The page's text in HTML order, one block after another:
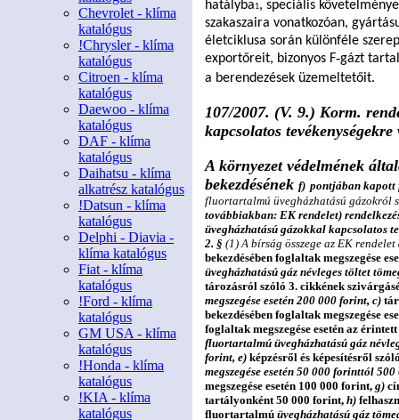
Chevrolet - klíma
katalógus
!Chrysler - klíma
katalógus
Citroen - klíma
katalógus
Daewoo - klíma
katalógus
DAF - klíma
katalógus
Daihatsu - klíma
alkatrész katalógus
!Datsun - klíma
katalógus
Delphi - Diavia -
klíma katalógus
Fiat - klíma
katalógus
!Ford - klíma
katalógus
GM USA - klíma
katalógus
!Honda - klíma
katalógus
!KIA - klíma
katalógus
hatályba1, speciális
szakaszaira vonatkozóan,
életciklusa során különféle
exportőreit, bizonyos F‐gázt
a berendezések üzemeltetőit.
107/2007. (V. 9.) Korm.
kapcsolatos tevékenységekre
A környezet védelmének
bekezdésének f) pontjában kapott
fluortartalmú üvegházhatású gázokról
továbbiakban: EK rendelet)
üvegházhatású gázokkal kapcsolatos
2. § (1) A bírság összege az EK rendelet
bekezdésében foglaltak megszegése
üvegházhatású gáz névleges töltet
tározásról szóló 3. cikkének
megszegése esetén 200 000 forint, c)
bekezdésében foglaltak megszegése
foglaltak megszegése esetén az érintett
fluortartalmú üvegházhatású gáz
forint, e) képzésről és képesítésről
megszegése esetén 50 000 forinttól
megszegése esetén 100 000 forint, g)
tartályonként 50 000 forint, h)
fluortartalmú üvegházhatású gáz